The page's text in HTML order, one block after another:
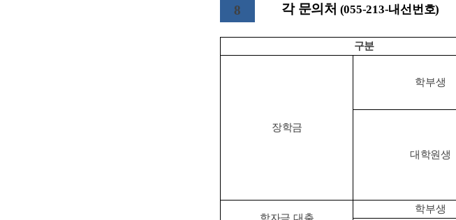
8 각 문의처 (055-213-내선번호)
구분
장학금
학부생
대학원생
학부생